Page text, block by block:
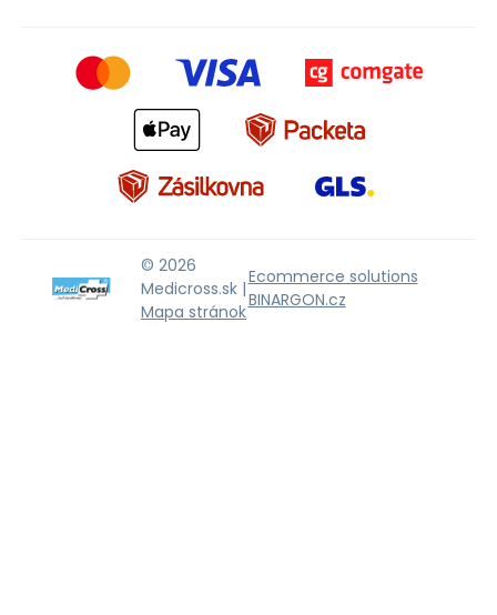
© 2026
Medicross.sk |
Mapa stránok
Ecommerce solutions
BINARGON.cz